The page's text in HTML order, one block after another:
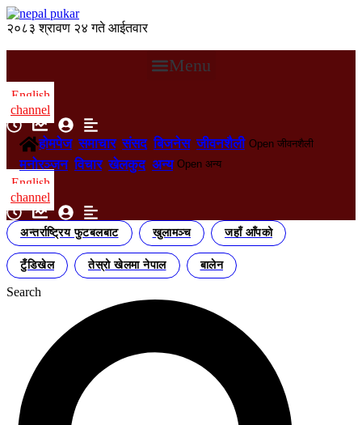
२०८३ श्रावण २४ गते आईतवार
Menu
English
channel
होमपेज समाचार संसद बिजनेस जीवनशैली Open जीवनशैली
मनोरञ्जन विचार खेलकुद अन्य Open अन्य
English
channel
अन्तर्राष्ट्रिय फुटबलबाट खुलामञ्च जहाँ आँपको
टुँडिखेल तेस्रो खेलमा नेपाल बालेन
Search